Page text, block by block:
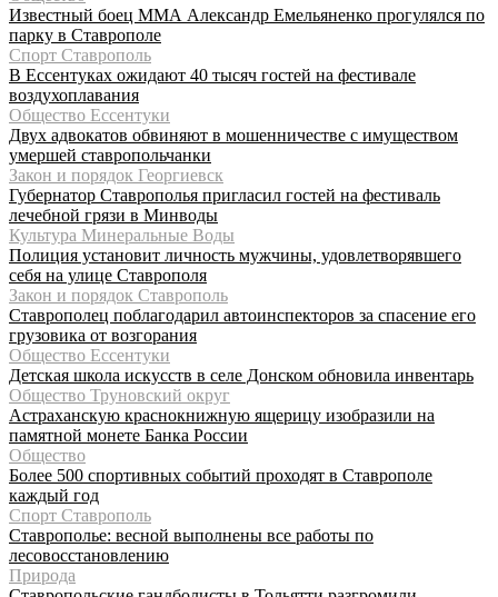
Известный боец ММА Александр Емельяненко прогулялся по
парку в Ставрополе
Спорт Ставрополь
В Ессентуках ожидают 40 тысяч гостей на фестивале
воздухоплавания
Общество Ессентуки
Двух адвокатов обвиняют в мошенничестве с имуществом
умершей ставропольчанки
Закон и порядок Георгиевск
Губернатор Ставрополья пригласил гостей на фестиваль
лечебной грязи в Минводы
Культура Минеральные Воды
Полиция установит личность мужчины, удовлетворявшего
себя на улице Ставрополя
Закон и порядок Ставрополь
Ставрополец поблагодарил автоинспекторов за спасение его
грузовика от возгорания
Общество Ессентуки
Детская школа искусств в селе Донском обновила инвентарь
Общество Труновский округ
Астраханскую краснокнижную ящерицу изобразили на
памятной монете Банка России
Общество
Более 500 спортивных событий проходят в Ставрополе
каждый год
Спорт Ставрополь
Ставрополье: весной выполнены все работы по
лесовосстановлению
Природа